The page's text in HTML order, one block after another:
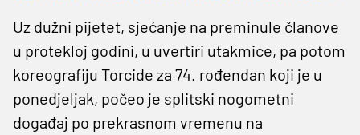
Uz dužni pijetet, sjećanje na preminule članove
u protekloj godini, u uvertiri utakmice, pa potom
koreografiju Torcide za 74. rođendan koji je u
ponedjeljak, počeo je splitski nogometni
događaj po prekrasnom vremenu na